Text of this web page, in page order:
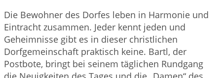
Die Bewohner des Dorfes leben in Harmonie und
Eintracht zusammen. Jeder kennt jeden und
Geheimnisse gibt es in dieser christlichen
Dorfgemeinschaft praktisch keine. Bartl, der
Postbote, bringt bei seinem täglichen Rundgang